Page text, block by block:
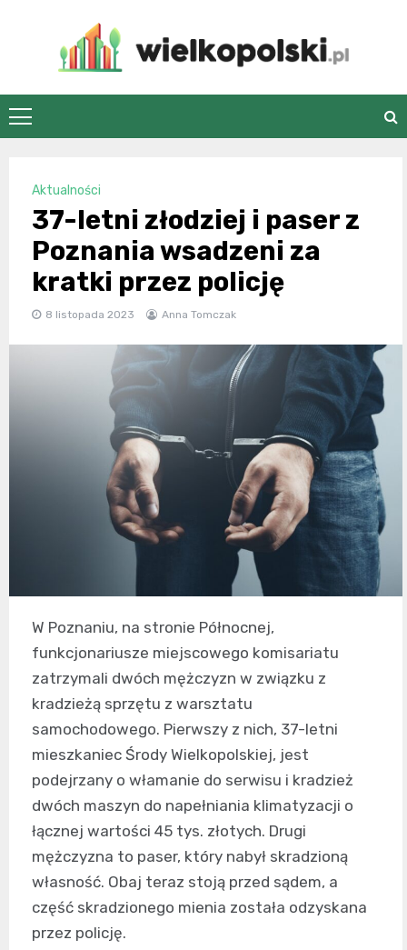
wielkopolski.pl
Aktualności
37-letni złodziej i paser z
Poznania wsadzeni za
kratki przez policję
8 listopada 2023 Anna Tomczak
W Poznaniu, na stronie Północnej,
funkcjonariusze miejscowego komisariatu
zatrzymali dwóch mężczyzn w związku z
kradzieżą sprzętu z warsztatu
samochodowego. Pierwszy z nich, 37-letni
mieszkaniec Środy Wielkopolskiej, jest
podejrzany o włamanie do serwisu i kradzież
dwóch maszyn do napełniania klimatyzacji o
łącznej wartości 45 tys. złotych. Drugi
mężczyzna to paser, który nabył skradzioną
własność. Obaj teraz stoją przed sądem, a
część skradzionego mienia została odzyskana
przez policję.